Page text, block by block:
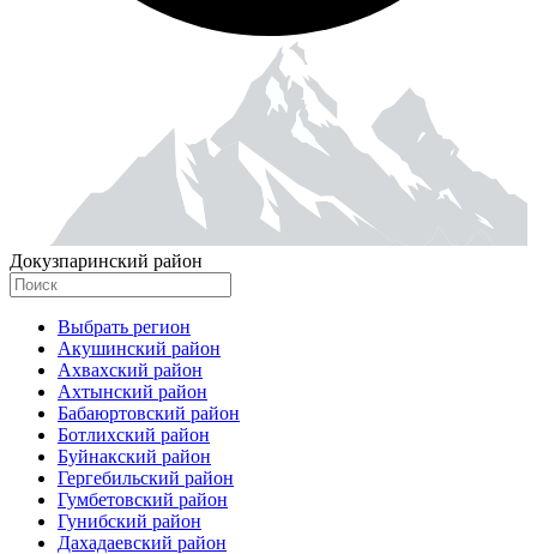
Докузпаринский район
Выбрать регион
Акушинский район
Ахвахский район
Ахтынский район
Бабаюртовский район
Ботлихский район
Буйнакский район
Гергебильский район
Гумбетовский район
Гунибский район
Дахадаевский район